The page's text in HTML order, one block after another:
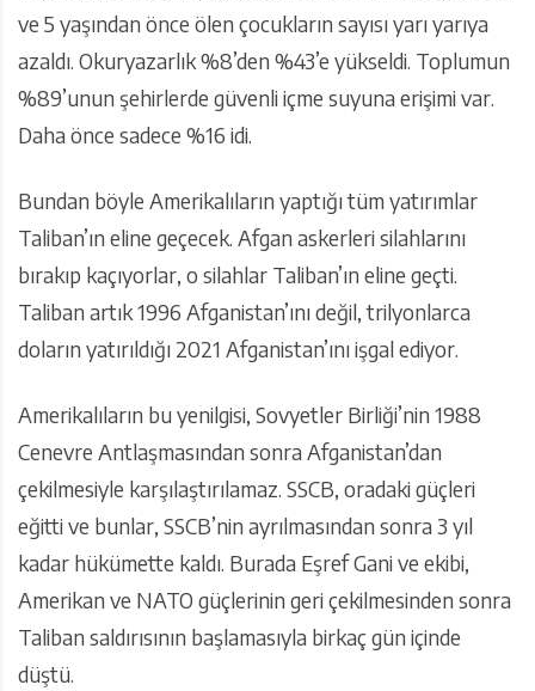
ve 5 yaşından önce ölen çocukların sayısı yarı yarıya
azaldı. Okuryazarlık %8’den %43’e yükseldi. Toplumun
%89’unun şehirlerde güvenli içme suyuna erişimi var.
Daha önce sadece %16 idi.
Bundan böyle Amerikalıların yaptığı tüm yatırımlar
Taliban’ın eline geçecek. Afgan askerleri silahlarını
bırakıp kaçıyorlar, o silahlar Taliban’ın eline geçti.
Taliban artık 1996 Afganistan’ını değil, trilyonlarca
doların yatırıldığı 2021 Afganistan’ını işgal ediyor.
Amerikalıların bu yenilgisi, Sovyetler Birliği’nin 1988
Cenevre Antlaşmasından sonra Afganistan’dan
çekilmesiyle karşılaştırılamaz. SSCB, oradaki güçleri
eğitti ve bunlar, SSCB’nin ayrılmasından sonra 3 yıl
kadar hükümette kaldı. Burada Eşref Gani ve ekibi,
Amerikan ve NATO güçlerinin geri çekilmesinden sonra
Taliban saldırısının başlamasıyla birkaç gün içinde
düştü.